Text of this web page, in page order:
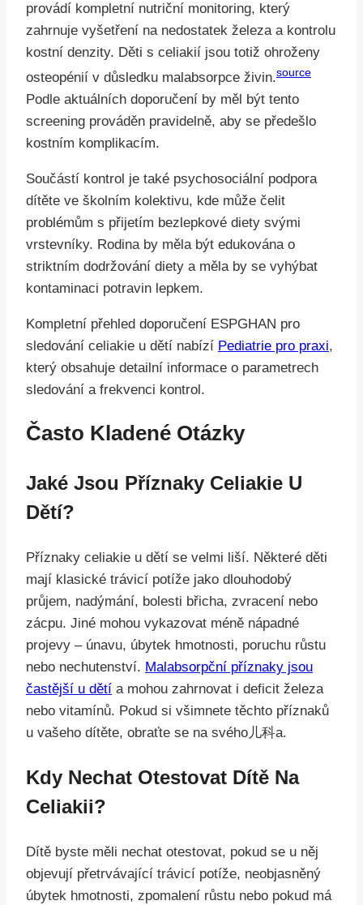
provádí kompletní nutriční monitoring, který
zahrnuje vyšetření na nedostatek železa a kontrolu
kostní denzity. Děti s celiakií jsou totiž ohroženy
osteopénií v důsledku malabsorpce živin.source
Podle aktuálních doporučení by měl být tento
screening prováděn pravidelně, aby se předešlo
kostním komplikacím.
Součástí kontrol je také psychosociální podpora
dítěte ve školním kolektivu, kde může čelit
problémům s přijetím bezlepkové diety svými
vrstevníky. Rodina by měla být edukována o
striktním dodržování diety a měla by se vyhýbat
kontaminaci potravin lepkem.
Kompletní přehled doporučení ESPGHAN pro
sledování celiakie u dětí nabízí Pediatrie pro praxi,
který obsahuje detailní informace o parametrech
sledování a frekvenci kontrol.
Často Kladené Otázky
Jaké Jsou Příznaky Celiakie U
Dětí?
Příznaky celiakie u dětí se velmi liší. Některé děti
mají klasické trávicí potíže jako dlouhodobý
průjem, nadýmání, bolesti břicha, zvracení nebo
zácpu. Jiné mohou vykazovat méně nápadné
projevy – únavu, úbytek hmotnosti, poruchu růstu
nebo nechutenství. Malabsorpční příznaky jsou
častější u dětí a mohou zahrnovat i deficit železa
nebo vitamínů. Pokud si všimnete těchto příznaků
u vašeho dítěte, obraťte se na svého儿科a.
Kdy Nechat Otestovat Dítě Na
Celiakii?
Dítě byste měli nechat otestovat, pokud se u něj
objevují přetrvávající trávicí potíže, neobjasněný
úbytek hmotnosti, zpomalení růstu nebo pokud má